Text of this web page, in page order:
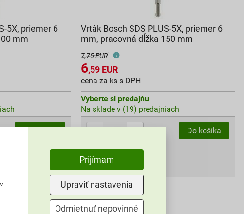
5X, priemer 6
mm
Vrták Bosch SDS PLUS-5X, priemer 6
mm, pracovná dĺžka 150 mm
7,75 EUR
6,59EUR
cena za ks s DPH
Vyberte si predajňu
Na sklade v (19) predajniach
Do košíka
6,59EURcelkom s DPH
Prijímam
Upraviť nastavenia
Odmietnuť nepovinné